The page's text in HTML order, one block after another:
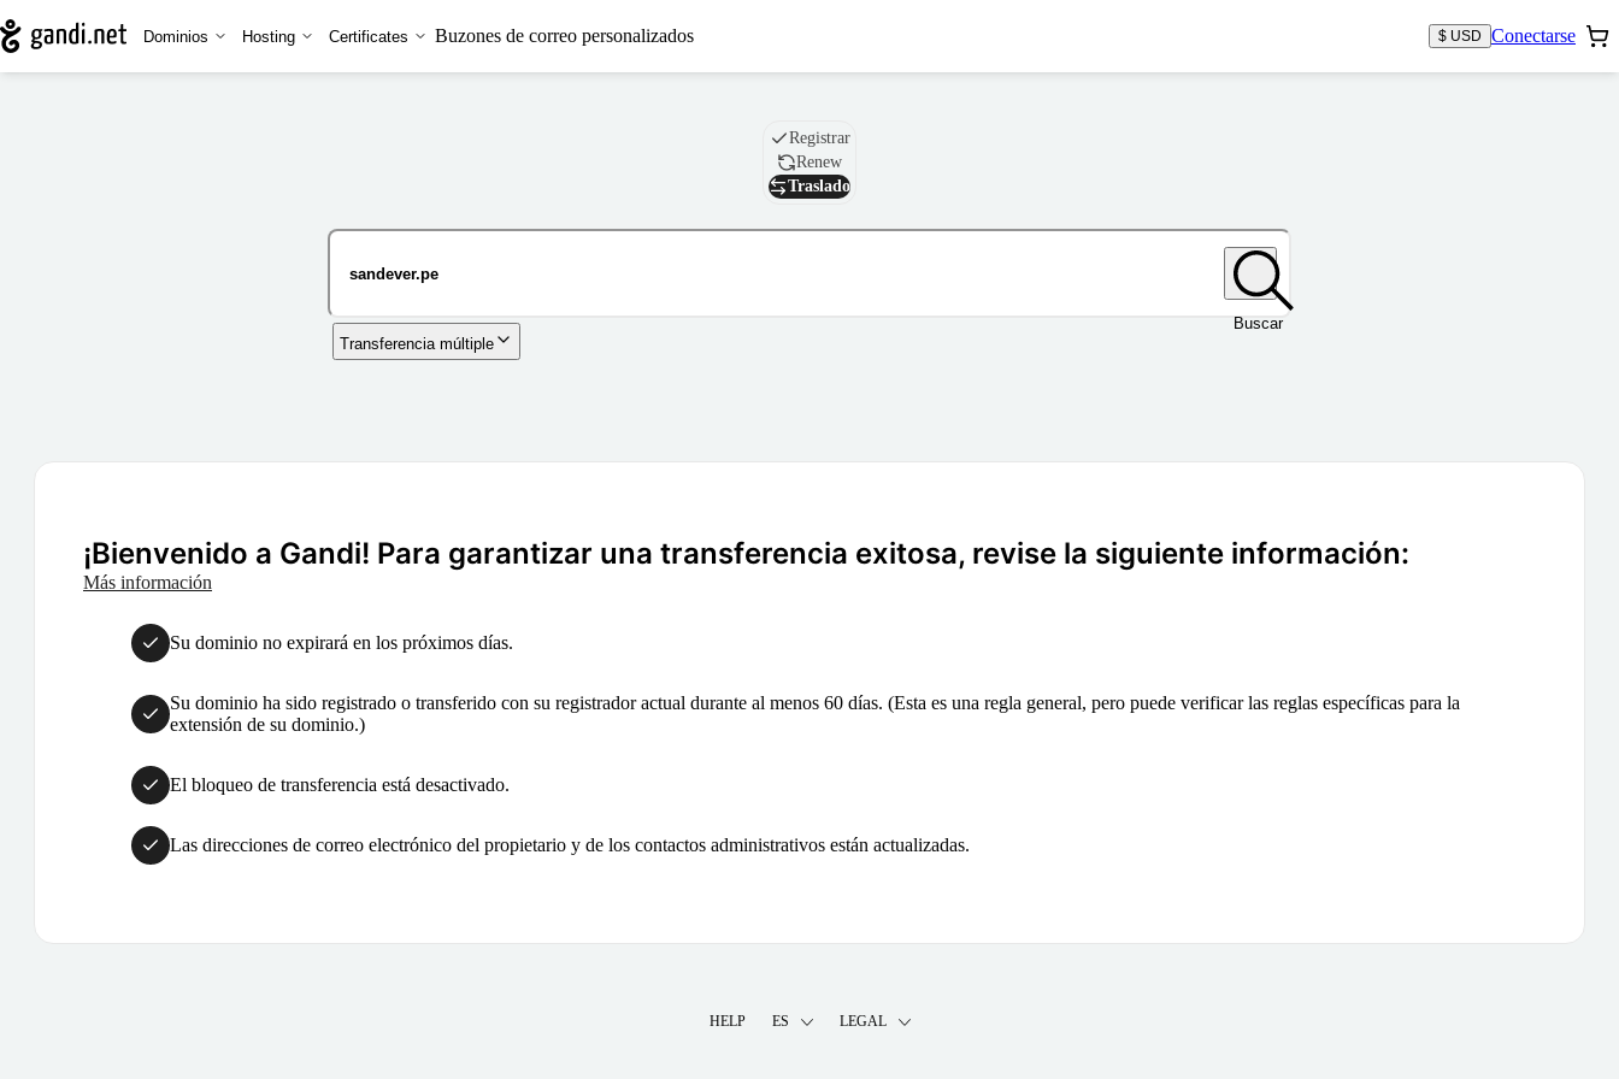
Dominios Hosting Certificates Buzones de correo personalizados $ USD Conectarse
Nombre de dominio
Registrar
Renew
Traslado
Buscar
Transferencia múltiple
¡Bienvenido a Gandi! Para garantizar una transferencia exitosa, revise la siguiente información:
Más información
Su dominio no expirará en los próximos días.
Su dominio ha sido registrado o transferido con su registrador actual durante al menos 60 días. (Esta es una regla general, pero puede verificar las reglas específicas para la
extensión de su dominio.)
El bloqueo de transferencia está desactivado.
Las direcciones de correo electrónico del propietario y de los contactos administrativos están actualizadas.
HELP ES LEGAL